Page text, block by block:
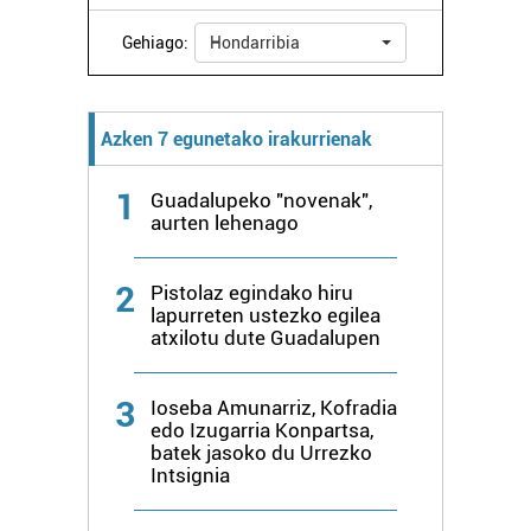
zure baimena Cookieen adierazpenean.
Webgune honek cookie propioak eta hirugarrenen cookie-
zerbitzuak hobetzeko asmoz, cookie teknologiaz
baliatzen gara. Ohar hau onartuz gero, teknologia hori
Gehiago: Hondarribia
Azken 7 egunetako irakurrienak
1
Guadalupeko "novenak",
aurten lehenago
2
Pistolaz egindako hiru
lapurreten ustezko egilea
atxilotu dute Guadalupen
3
Ioseba Amunarriz, Kofradia
edo Izugarria Konpartsa,
batek jasoko du Urrezko
Intsignia